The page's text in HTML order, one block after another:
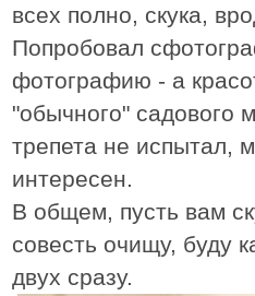
всех полно, скука,
Попробовал
фотографию - а
"обычного" садового
трепета не испытал,
интересен.
В общем, пусть вам
совесть очищу, буду
двух сразу.